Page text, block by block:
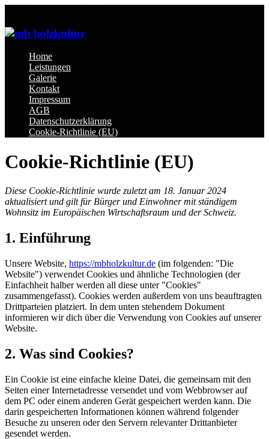
Home
Leistungen
Galerie
Kontakt
Impressum
AGB
Datenschutzerklärung
Cookie-Richtlinie (EU)
Cookie-Richtlinie (EU)
Diese Cookie-Richtlinie wurde zuletzt am 18. Januar 2024
aktualisiert und gilt für Bürger und Einwohner mit ständigem
Wohnsitz im Europäischen Wirtschaftsraum und der Schweiz.
1. Einführung
Unsere Website, https://mbholzkultur.de (im folgenden: "Die
Website") verwendet Cookies und ähnliche Technologien (der
Einfachheit halber werden all diese unter "Cookies"
zusammengefasst). Cookies werden außerdem von uns beauftragten
Drittparteien platziert. In dem unten stehendem Dokument
informieren wir dich über die Verwendung von Cookies auf unserer
Website.
2. Was sind Cookies?
Ein Cookie ist eine einfache kleine Datei, die gemeinsam mit den
Seiten einer Internetadresse versendet und vom Webbrowser auf
dem PC oder einem anderen Gerät gespeichert werden kann. Die
darin gespeicherten Informationen können während folgender
Besuche zu unseren oder den Servern relevanter Drittanbieter
gesendet werden.